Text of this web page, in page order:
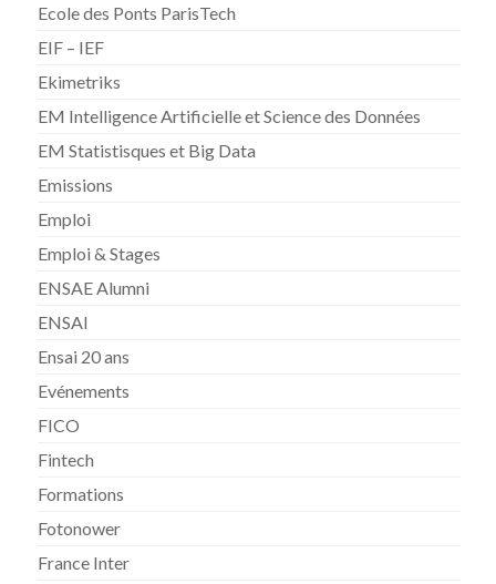
Ecole des Ponts ParisTech
EIF – IEF
Ekimetriks
EM Intelligence Artificielle et Science des Données
EM Statistisques et Big Data
Emissions
Emploi
Emploi & Stages
ENSAE Alumni
ENSAI
Ensai 20 ans
Evénements
FICO
Fintech
Formations
Fotonower
France Inter